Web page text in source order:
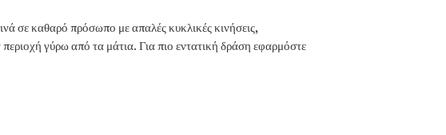
σε καθαρό πρόσωπο με απαλές κυκλικές κινήσεις,
γύρω από τα μάτια. Για πιο εντατική δράση εφαρμόστε